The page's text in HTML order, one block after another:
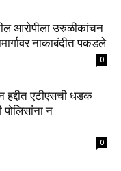
आरोपीला उरुळीकांचन
नाकाबंदीत पकडले
0
एटीएसची धडक
न
0